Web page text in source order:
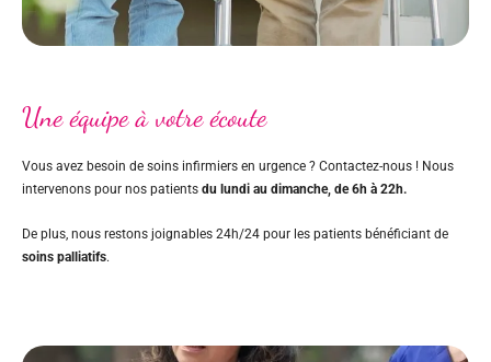
Une équipe à votre écoute
Vous avez besoin de soins infirmiers en urgence ? Contactez-nous ! Nous
intervenons pour nos patients du lundi au dimanche, de 6h à 22h.
De plus, nous restons joignables 24h/24 pour les patients bénéficiant de
soins palliatifs.